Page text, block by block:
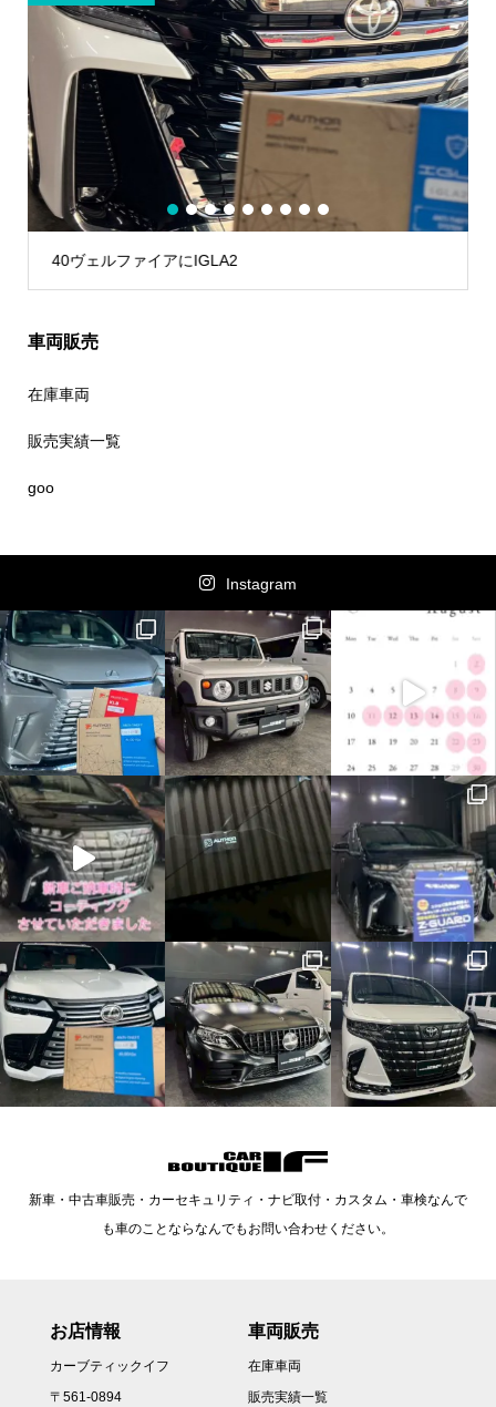
40ヴェルファイアにIGLA2
1 2 3 4 5 6 7 8 9
車両販売
在庫車両
販売実績一覧
goo
Instagram
新車・中古車販売・カーセキュリティ・ナビ取付・カスタム・車検なんで
も車のことならなんでもお問い合わせください。
お店情報
カーブティックイフ
〒561-0894
車両販売
在庫車両
販売実績一覧